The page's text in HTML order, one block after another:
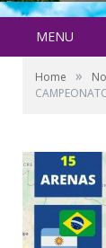
MENU
Home »